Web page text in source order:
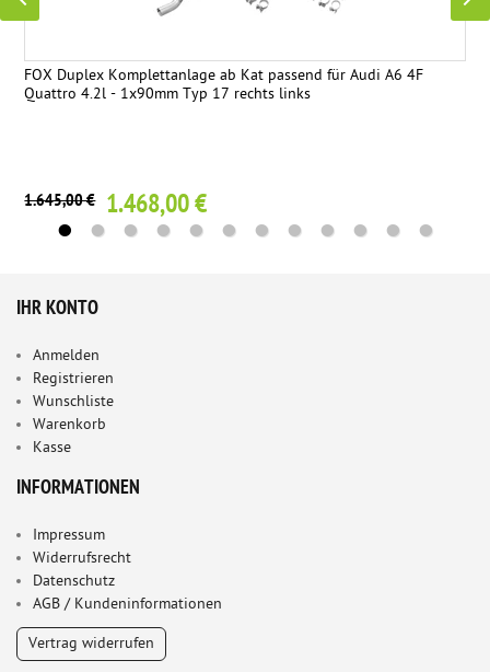
FOX Duplex Komplettanlage ab Kat passend für Audi A6 4F
Quattro 4.2l - 1x90mm Typ 17 rechts links
1.645,00 € 1.468,00 €
IHR KONTO
Anmelden
Registrieren
Wunschliste
Warenkorb
Kasse
INFORMATIONEN
Impressum
Widerrufsrecht
Datenschutz
AGB / Kundeninformationen
Vertrag widerrufen